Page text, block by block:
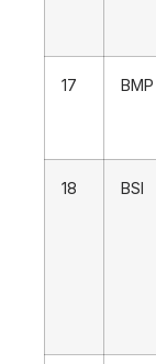
17 BMP
18 BSI